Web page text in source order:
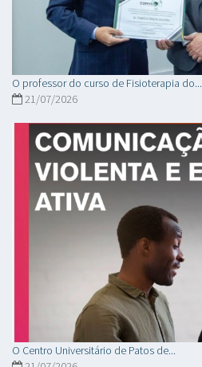
O professor do curso de Fisioterapia do...
21/07/2026
O Centro Universitário de Patos de...